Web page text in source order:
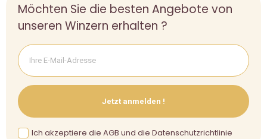
Möchten Sie die besten Angebote von
unseren Winzern erhalten ?
Jetzt anmelden !
Ich akzeptiere die AGB und die Datenschutzrichtlinie